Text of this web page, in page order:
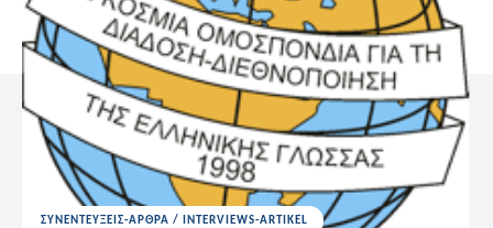
ΣΥΝΕΝΤΕΥΞΕΙΣ-ΑΡΘΡΑ / INTERVIEWS-ARTIKEL